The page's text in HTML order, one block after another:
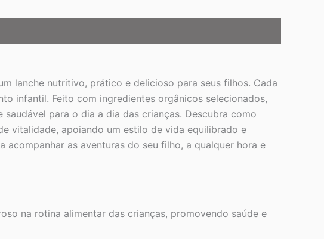
lanche nutritivo, prático e delicioso para seus filhos. Cada
infantil. Feito com ingredientes orgânicos selecionados,
para o dia a dia das crianças. Descubra como
vitalidade, apoiando um estilo de vida equilibrado e
as aventuras do seu filho, a qualquer hora e
na rotina alimentar das crianças, promovendo saúde e